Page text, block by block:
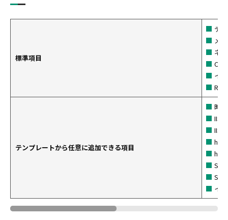
標準項目
デ
メ
ネ
イ
テンプレートから任意に追加できる項目
時
IIS
IIS
http
イ